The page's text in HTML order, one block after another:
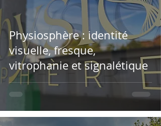
Physiosphère : identité
visuelle, fresque,
vitrophanie et signalétique